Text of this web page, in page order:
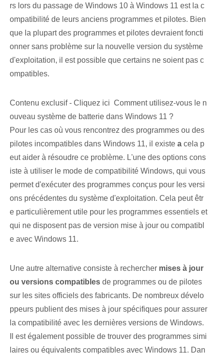
rs lors du passage de Windows 10 à Windows 11 est la c
ompatibilité de leurs anciens programmes et pilotes. Bien
que la plupart des programmes et pilotes devraient foncti
onner sans problème sur la nouvelle version du système
d'exploitation, il est possible que certains ne soient pas c
ompatibles.
Contenu exclusif - Cliquez ici Comment utilisez-vous le n
ouveau système de batterie dans Windows 11 ?
Pour les cas où vous rencontrez des programmes ou des
pilotes incompatibles dans Windows 11, il existe a cela p
eut aider à résoudre ce problème. L'une des options cons
iste à utiliser le mode de compatibilité Windows, qui vous
permet d'exécuter des programmes conçus pour les versi
ons précédentes du système d'exploitation. Cela peut êtr
e particulièrement utile pour les programmes essentiels et
qui ne disposent pas de version mise à jour ou compatibl
e avec Windows 11.
Une autre alternative consiste à rechercher mises à jour
ou versions compatibles de programmes ou de pilotes
sur les sites officiels des fabricants. De nombreux dévelo
ppeurs publient des mises à jour spécifiques pour assurer
la compatibilité avec les dernières versions de Windows.
Il est également possible de trouver des programmes simi
laires ou équivalents compatibles avec Windows 11. Dan